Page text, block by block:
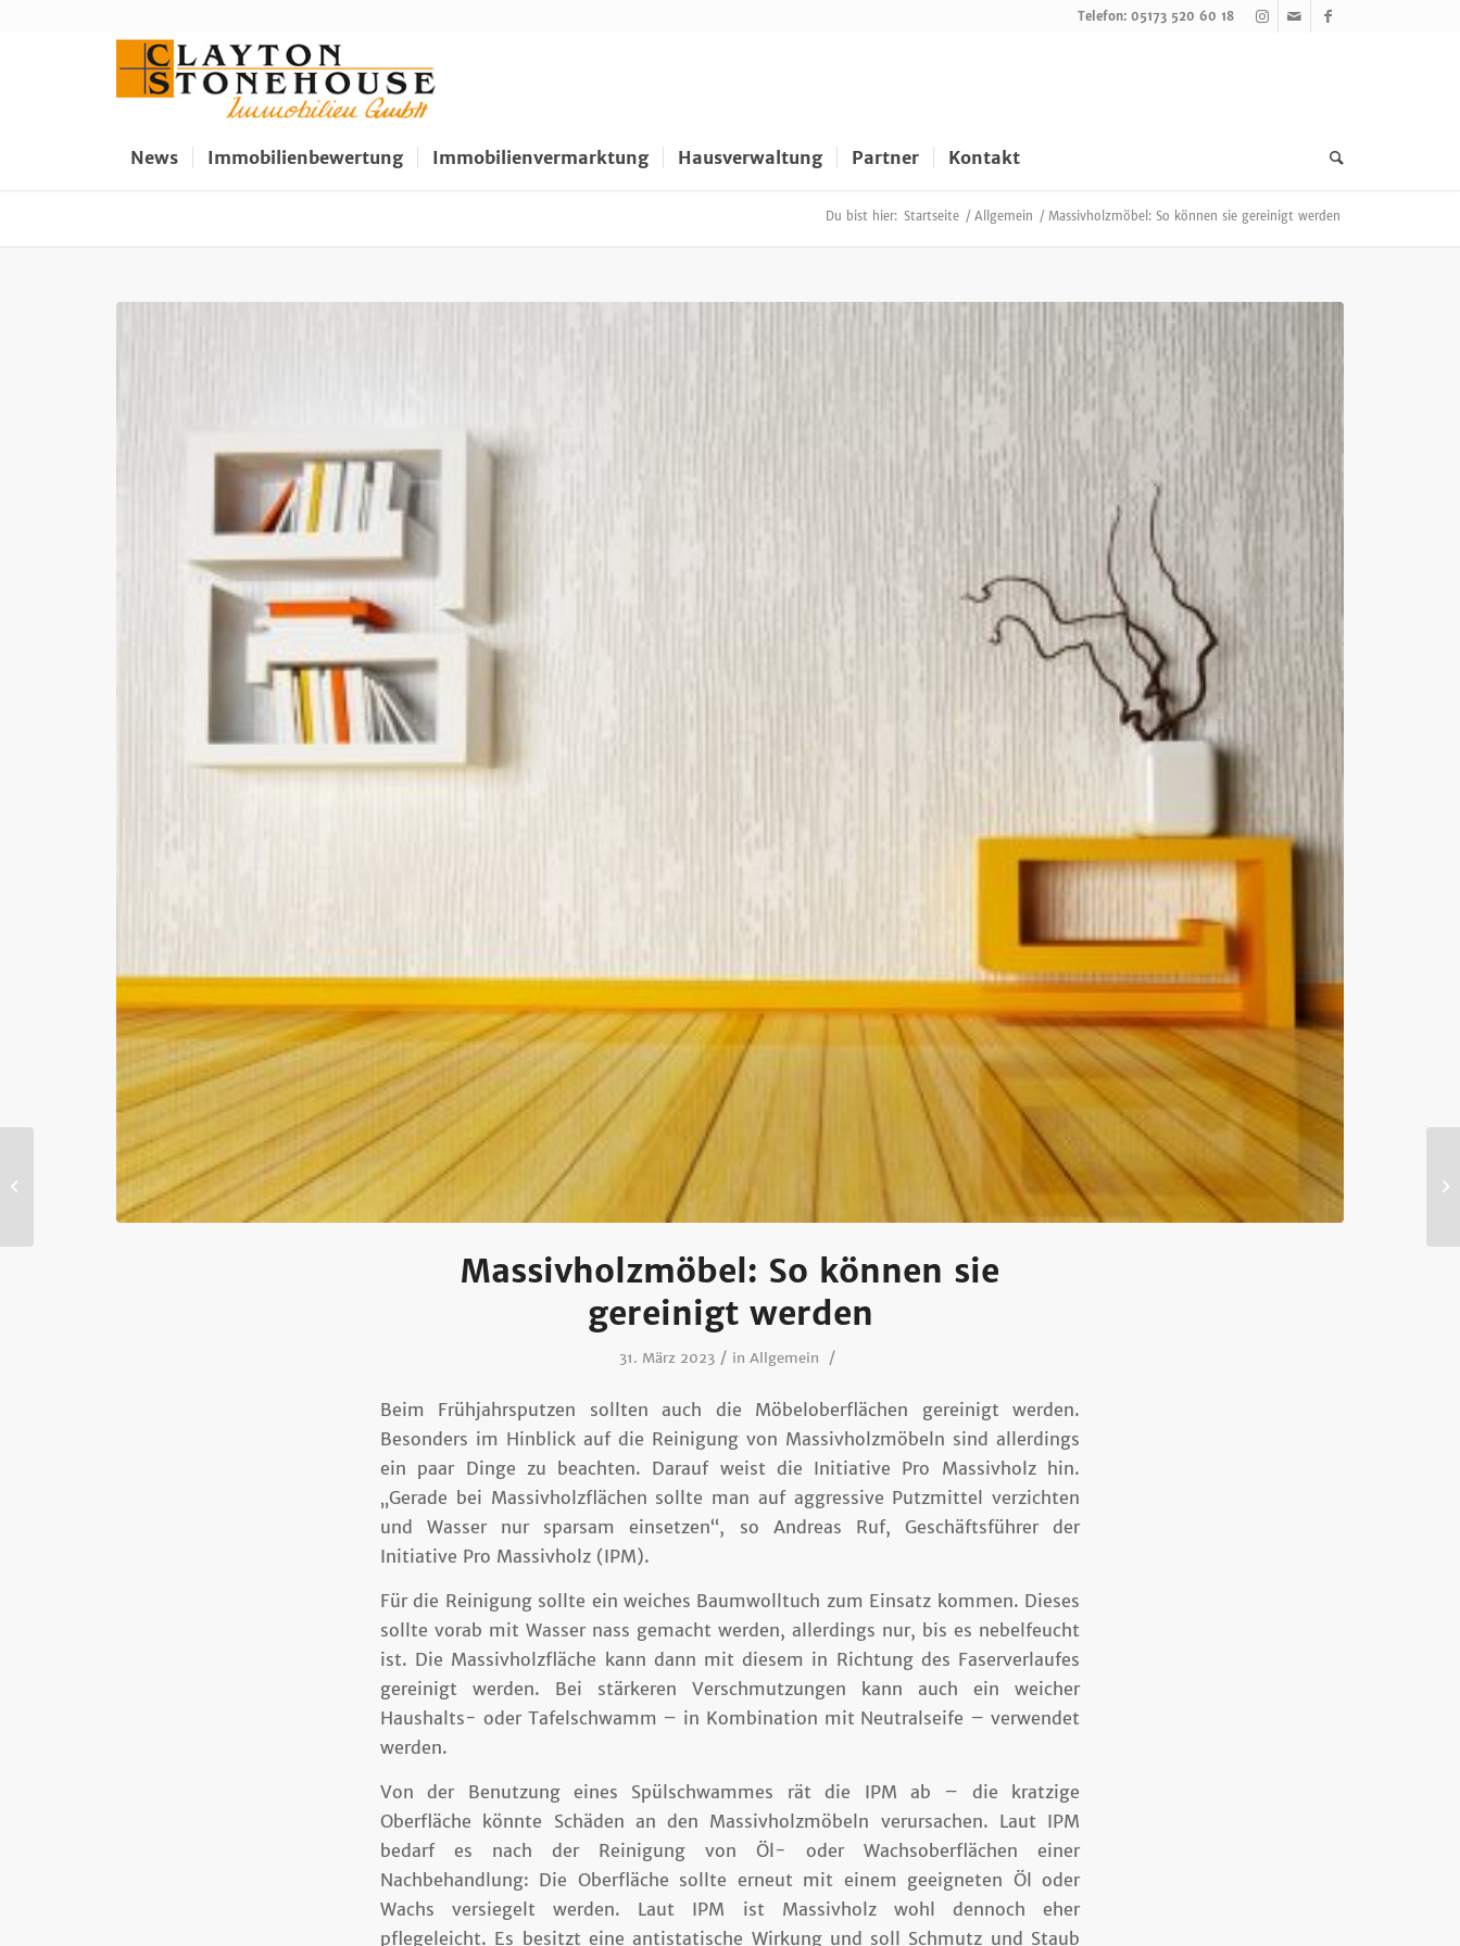
Telefon: 05173 520 60 18
News Immobilienbewertung Immobilienvermarktung Hausverwaltung Partner Kontakt
Du bist hier: Startseite / Allgemein / Massivholzmöbel: So können sie gereinigt werden
Massivholzmöbel: So können sie
gereinigt werden
31. März 2023 / in Allgemein /
Beim Frühjahrsputzen sollten auch die Möbeloberflächen gereinigt werden.
Besonders im Hinblick auf die Reinigung von Massivholzmöbeln sind allerdings
ein paar Dinge zu beachten. Darauf weist die Initiative Pro Massivholz hin.
„Gerade bei Massivholzflächen sollte man auf aggressive Putzmittel verzichten
und Wasser nur sparsam einsetzen“, so Andreas Ruf, Geschäftsführer der
Initiative Pro Massivholz (IPM).
Für die Reinigung sollte ein weiches Baumwolltuch zum Einsatz kommen. Dieses
sollte vorab mit Wasser nass gemacht werden, allerdings nur, bis es nebelfeucht
ist. Die Massivholzfläche kann dann mit diesem in Richtung des Faserverlaufes
gereinigt werden. Bei stärkeren Verschmutzungen kann auch ein weicher
Haushalts- oder Tafelschwamm – in Kombination mit Neutralseife – verwendet
werden.
Von der Benutzung eines Spülschwammes rät die IPM ab – die kratzige
Oberfläche könnte Schäden an den Massivholzmöbeln verursachen. Laut IPM
bedarf es nach der Reinigung von Öl- oder Wachsoberflächen einer
Nachbehandlung: Die Oberfläche sollte erneut mit einem geeigneten Öl oder
Wachs versiegelt werden. Laut IPM ist Massivholz wohl dennoch eher
pflegeleicht. Es besitzt eine antistatische Wirkung und soll Schmutz und Staub
Stimmungsindikator
veröffentlicht